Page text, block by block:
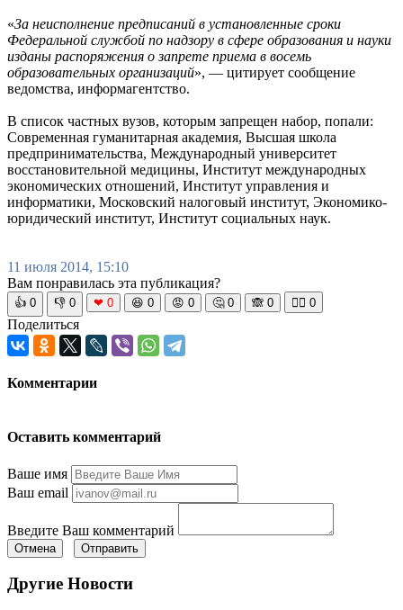
«За неисполнение предписаний в установленные сроки
Федеральной службой по надзору в сфере образования и науки
изданы распоряжения о запрете приема в восемь
образовательных организаций», — цитирует сообщение
ведомства, информагентство.
В список частных вузов, которым запрещен набор, попали:
Современная гуманитарная академия, Высшая школа
предпринимательства, Международный университет
восстановительной медицины, Институт международных
экономических отношений, Институт управления и
информатики, Московский налоговый институт, Экономико-
юридический институт, Институт социальных наук.
11 июля 2014, 15:10
Вам понравилась эта публикация?
👍 0 👎 0 ❤ 0 😆 0 😡 0 🤔 0 🙈 0 🧘‍♀️ 0
Поделиться
Комментарии
Оставить комментарий
Ваше имя
Ваш email
Введите Ваш комментарий
Отмена Отправить
Другие Новости